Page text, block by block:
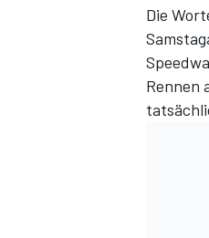
Die
Rennen